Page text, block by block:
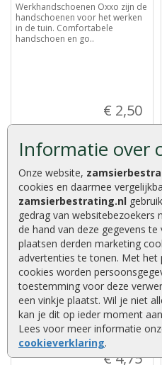
Informatie over
Onze website,
cookies en daarmee
zamsierbestrating.nl
gedrag van websitebezoekers
de hand van deze gegevens
plaatsen derden marketing
advertenties te tonen. Met het
cookies worden
toestemming voor deze
een vinkje plaatst. Wil je niet
kan je dit op ieder moment
Lees voor meer informatie
cookieverklaring.
Werkhandschoenen Oxxo zijn de
handschoenen voor het werken
in de tuin. Comfortabele
handschoen en go..
€ 2,50
Dakplankspijkers verzonken
2,4 x 50 mm zak 200 stuks
Dakplankspijkers verzonken 2,4
x 50 mm zak 200 stuks....
€ 4,75